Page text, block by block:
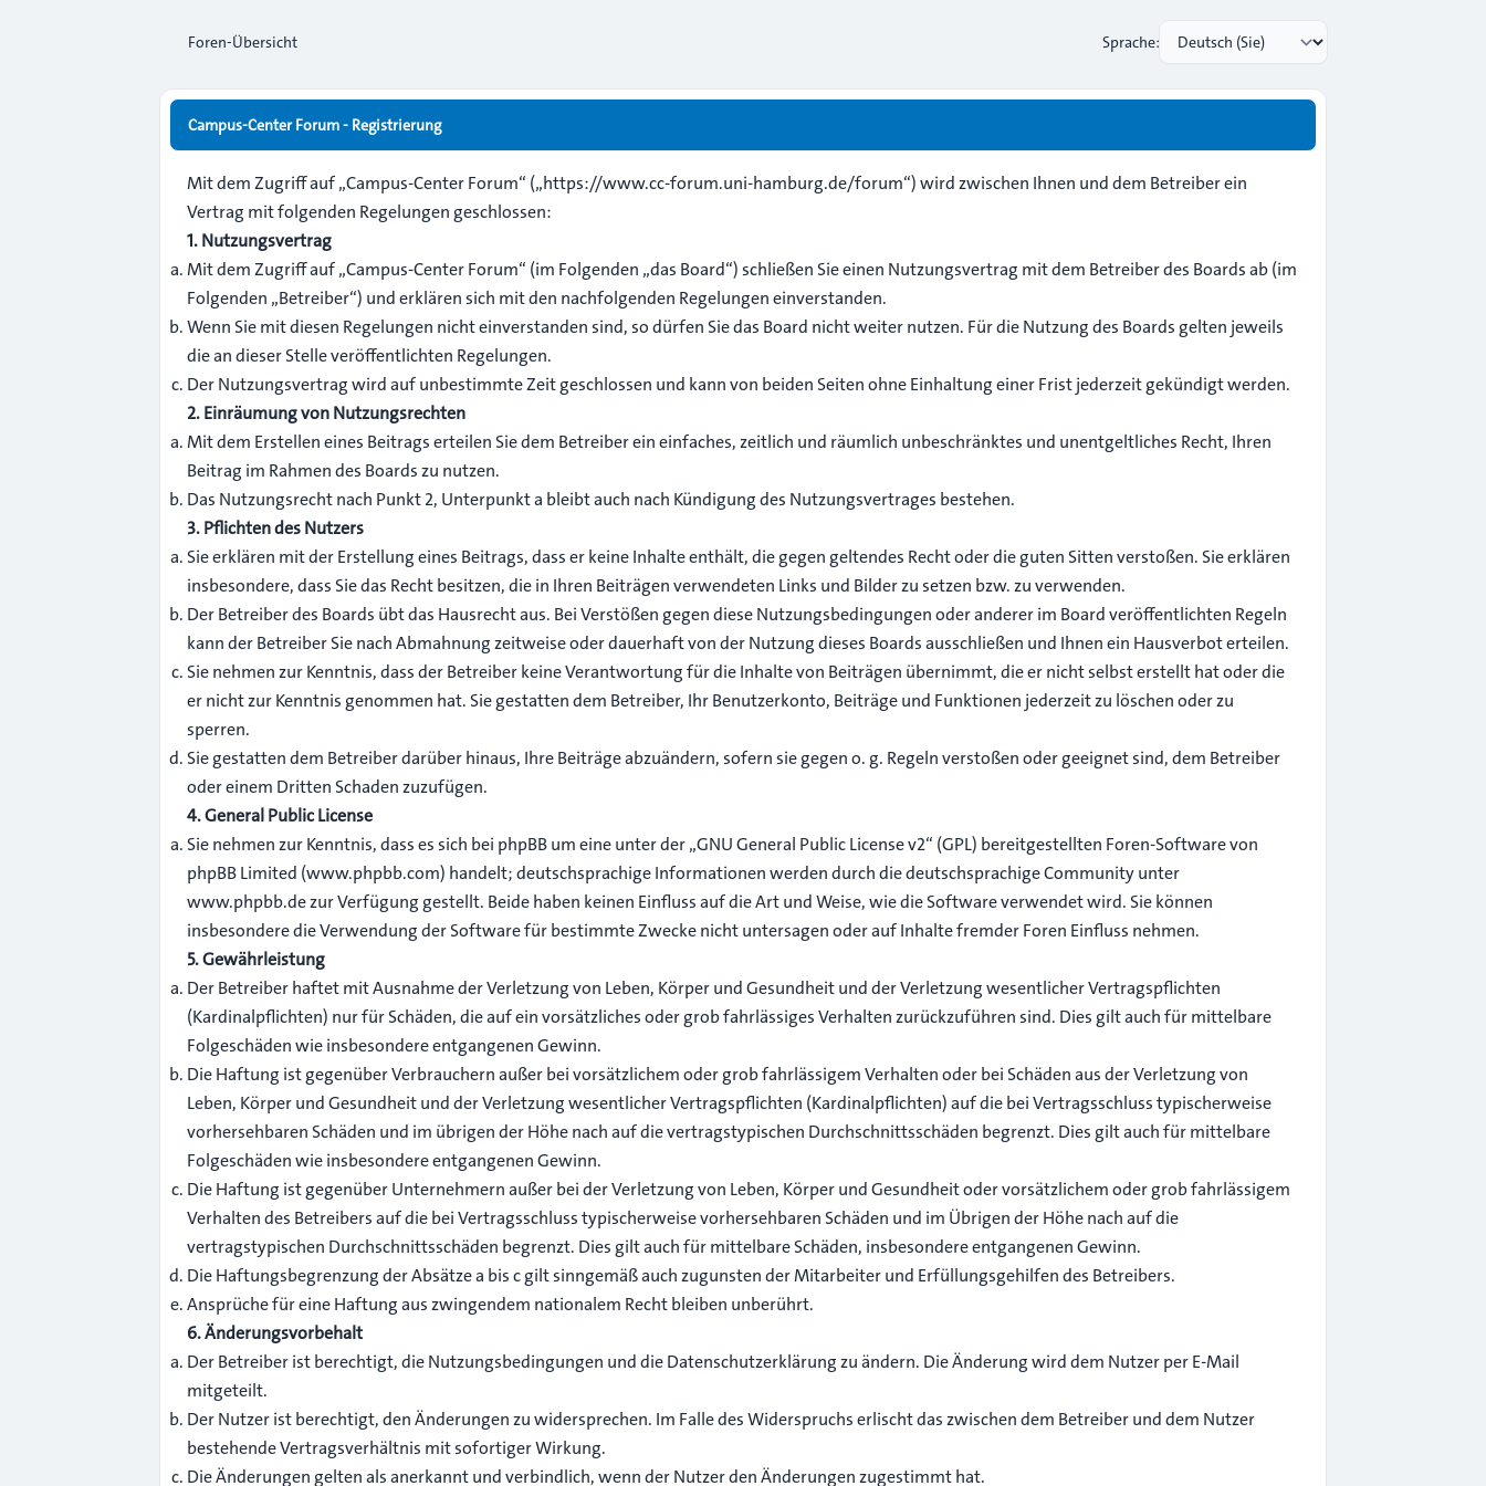
Foren-Übersicht Sprache:
Campus-Center Forum - Registrierung
Mit dem Zugriff auf „Campus-Center Forum“ („https://www.cc-forum.uni-hamburg.de/forum“) wird zwischen Ihnen und dem Betreiber ein
Vertrag mit folgenden Regelungen geschlossen:
1. Nutzungsvertrag
Mit dem Zugriff auf „Campus-Center Forum“ (im Folgenden „das Board“) schließen Sie einen Nutzungsvertrag mit dem Betreiber des Boards ab (im
Folgenden „Betreiber“) und erklären sich mit den nachfolgenden Regelungen einverstanden.
Wenn Sie mit diesen Regelungen nicht einverstanden sind, so dürfen Sie das Board nicht weiter nutzen. Für die Nutzung des Boards gelten jeweils
die an dieser Stelle veröffentlichten Regelungen.
Der Nutzungsvertrag wird auf unbestimmte Zeit geschlossen und kann von beiden Seiten ohne Einhaltung einer Frist jederzeit gekündigt werden.
2. Einräumung von Nutzungsrechten
Mit dem Erstellen eines Beitrags erteilen Sie dem Betreiber ein einfaches, zeitlich und räumlich unbeschränktes und unentgeltliches Recht, Ihren
Beitrag im Rahmen des Boards zu nutzen.
Das Nutzungsrecht nach Punkt 2, Unterpunkt a bleibt auch nach Kündigung des Nutzungsvertrages bestehen.
3. Pflichten des Nutzers
Sie erklären mit der Erstellung eines Beitrags, dass er keine Inhalte enthält, die gegen geltendes Recht oder die guten Sitten verstoßen. Sie erklären
insbesondere, dass Sie das Recht besitzen, die in Ihren Beiträgen verwendeten Links und Bilder zu setzen bzw. zu verwenden.
Der Betreiber des Boards übt das Hausrecht aus. Bei Verstößen gegen diese Nutzungsbedingungen oder anderer im Board veröffentlichten Regeln
kann der Betreiber Sie nach Abmahnung zeitweise oder dauerhaft von der Nutzung dieses Boards ausschließen und Ihnen ein Hausverbot erteilen.
Sie nehmen zur Kenntnis, dass der Betreiber keine Verantwortung für die Inhalte von Beiträgen übernimmt, die er nicht selbst erstellt hat oder die
er nicht zur Kenntnis genommen hat. Sie gestatten dem Betreiber, Ihr Benutzerkonto, Beiträge und Funktionen jederzeit zu löschen oder zu
sperren.
Sie gestatten dem Betreiber darüber hinaus, Ihre Beiträge abzuändern, sofern sie gegen o. g. Regeln verstoßen oder geeignet sind, dem Betreiber
oder einem Dritten Schaden zuzufügen.
4. General Public License
Sie nehmen zur Kenntnis, dass es sich bei phpBB um eine unter der „GNU General Public License v2“ (GPL) bereitgestellten Foren-Software von
phpBB Limited (www.phpbb.com) handelt; deutschsprachige Informationen werden durch die deutschsprachige Community unter
www.phpbb.de zur Verfügung gestellt. Beide haben keinen Einfluss auf die Art und Weise, wie die Software verwendet wird. Sie können
insbesondere die Verwendung der Software für bestimmte Zwecke nicht untersagen oder auf Inhalte fremder Foren Einfluss nehmen.
5. Gewährleistung
Der Betreiber haftet mit Ausnahme der Verletzung von Leben, Körper und Gesundheit und der Verletzung wesentlicher Vertragspflichten
(Kardinalpflichten) nur für Schäden, die auf ein vorsätzliches oder grob fahrlässiges Verhalten zurückzuführen sind. Dies gilt auch für mittelbare
Folgeschäden wie insbesondere entgangenen Gewinn.
Die Haftung ist gegenüber Verbrauchern außer bei vorsätzlichem oder grob fahrlässigem Verhalten oder bei Schäden aus der Verletzung von
Leben, Körper und Gesundheit und der Verletzung wesentlicher Vertragspflichten (Kardinalpflichten) auf die bei Vertragsschluss typischerweise
vorhersehbaren Schäden und im übrigen der Höhe nach auf die vertragstypischen Durchschnittsschäden begrenzt. Dies gilt auch für mittelbare
Folgeschäden wie insbesondere entgangenen Gewinn.
Die Haftung ist gegenüber Unternehmern außer bei der Verletzung von Leben, Körper und Gesundheit oder vorsätzlichem oder grob fahrlässigem
Verhalten des Betreibers auf die bei Vertragsschluss typischerweise vorhersehbaren Schäden und im Übrigen der Höhe nach auf die
vertragstypischen Durchschnittsschäden begrenzt. Dies gilt auch für mittelbare Schäden, insbesondere entgangenen Gewinn.
Die Haftungsbegrenzung der Absätze a bis c gilt sinngemäß auch zugunsten der Mitarbeiter und Erfüllungsgehilfen des Betreibers.
Ansprüche für eine Haftung aus zwingendem nationalem Recht bleiben unberührt.
6. Änderungsvorbehalt
Der Betreiber ist berechtigt, die Nutzungsbedingungen und die Datenschutzerklärung zu ändern. Die Änderung wird dem Nutzer per E-Mail
mitgeteilt.
Der Nutzer ist berechtigt, den Änderungen zu widersprechen. Im Falle des Widerspruchs erlischt das zwischen dem Betreiber und dem Nutzer
bestehende Vertragsverhältnis mit sofortiger Wirkung.
Die Änderungen gelten als anerkannt und verbindlich, wenn der Nutzer den Änderungen zugestimmt hat.